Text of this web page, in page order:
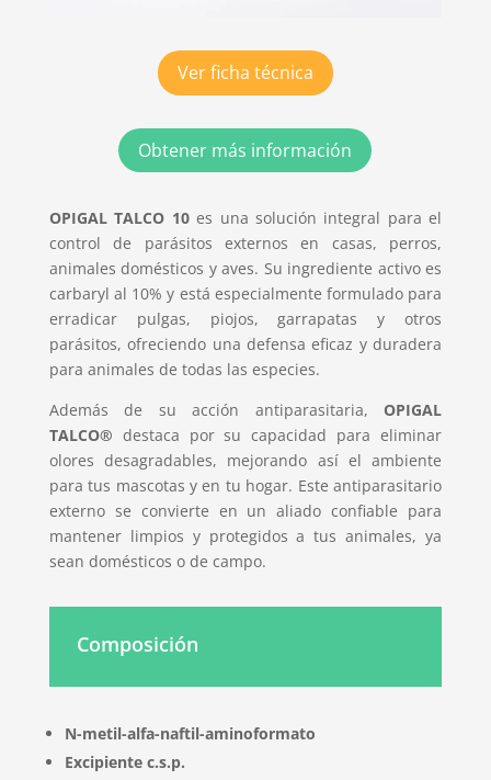
Ver ficha técnica
Obtener más información
OPIGAL TALCO 10es una solución integral para el
control de parásitos externos en casas, perros,
animales domésticos y aves. Su ingrediente activo es
carbaryl al 10% y está especialmente formulado para
erradicar pulgas, piojos, garrapatas y otros
parásitos, ofreciendo una defensa eficaz y duradera
para animales de todas las especies.
Además de su acción antiparasitaria, OPIGAL
TALCO® destaca por su capacidad para eliminar
olores desagradables, mejorando así el ambiente
para tus mascotas y en tu hogar. Este antiparasitario
externo se convierte en un aliado confiable para
mantener limpios y protegidos a tus animales, ya
sean domésticos o de campo.
Composición
N-metil-alfa-naftil-aminoformato
Excipiente c.s.p.